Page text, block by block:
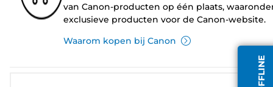
van Canon-producten op één plaats,
exclusieve producten voor de Canon-website.
Waarom kopen bij Canon